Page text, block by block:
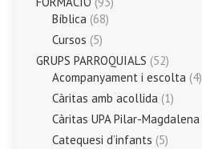
Bíblica (68)
Cursos (5)
GRUPS PARROQUIALS (52)
Acompanyament i escolta (4)
Càritas amb acollida (1)
Càritas UPA Pilar-Magdalena
Catequesi d’infants (5)